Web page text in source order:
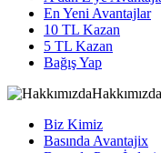
En Yeni Avantajlar
10 TL Kazan
5 TL Kazan
Bağış Yap
Hakkımızda
Biz Kimiz
Basında Avantajix